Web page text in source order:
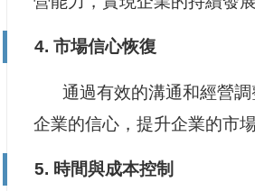
4. 市場信心恢復
通過有效的溝通和經營
企業的信心，提升企業的市
5. 時間與成本控制